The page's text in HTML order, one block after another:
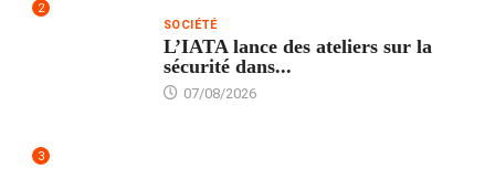
2
SOCIÉTÉ
L’IATA lance des ateliers sur la
sécurité dans...
07/08/2026
3